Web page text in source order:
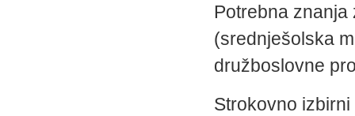
Potrebna
(srednješolska
družboslovne
Strokovno